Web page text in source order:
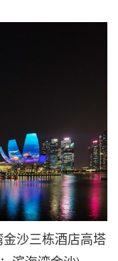
沙三栋酒店高塔